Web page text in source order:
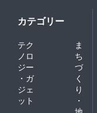
カテゴリー
テク
ノロ
ジー
・ガ
ジェ
ット
ま
ち
づ
く
り
・